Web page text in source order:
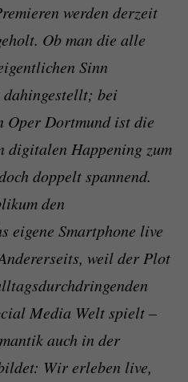
werden derzeit
Ob man die alle
Sinn
dahingestellt; bei
Oper Dortmund ist die
digitalen Happening zum
doppelt spannend.
den
eigene Smartphone live
weil der Plot
Media Welt spielt –
auch in der
Wir erleben live,